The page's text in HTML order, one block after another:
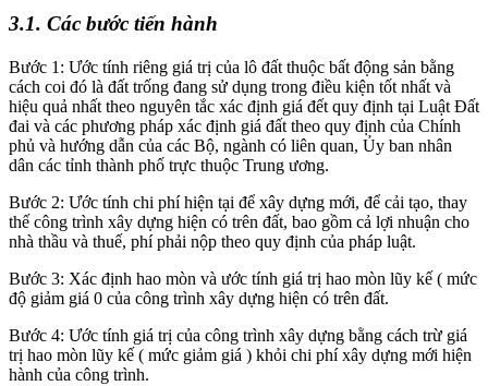
3.1. Các bước tiến hành
Bước 1: Ước tính riêng giá trị của lô đất thuộc bất động sản bằng
cách coi đó là đất trống đang sử dụng trong điều kiện tốt nhất và
hiệu quả nhất theo nguyên tắc xác định giá đết quy định tại Luật Đất
đai và các phương pháp xác định giá đất theo quy định của Chính
phủ và hướng dẫn của các Bộ, ngành có liên quan, Ủy ban nhân
dân các tỉnh thành phố trực thuộc Trung ương.
Bước 2: Ước tính chi phí hiện tại để xây dựng mới, để cải tạo, thay
thế công trình xây dựng hiện có trên đất, bao gồm cả lợi nhuận cho
nhà thầu và thuế, phí phải nộp theo quy định của pháp luật.
Bước 3: Xác định hao mòn và ước tính giá trị hao mòn lũy kế ( mức
độ giảm giá 0 của công trình xây dựng hiện có trên đất.
Bước 4: Ước tính giá trị của công trình xây dựng bằng cách trừ giá
trị hao mòn lũy kế ( mức giảm giá ) khỏi chi phí xây dựng mới hiện
hành của công trình.